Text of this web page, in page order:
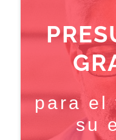
para el
su